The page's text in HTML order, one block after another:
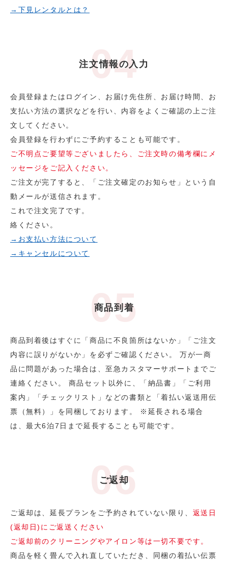
→下見レンタルとは？
注文情報の入力
会員登録またはログイン、お届け先住所、お届け時間、お
支払い方法の選択などを行い、内容をよくご確認の上ご注
文してください。
会員登録を行わずにご予約することも可能です。
ご不明点ご要望等ございましたら、ご注文時の備考欄にメ
ッセージをご記入ください。
ご注文が完了すると、「ご注文確定のお知らせ」という自
動メールが送信されます。
これで注文完了です。
絡ください。
→お支払い方法について
→キャンセルについて
商品到着
商品到着後はすぐに「商品に不良箇所はないか」「ご注文
内容に誤りがないか」を必ずご確認ください。 万が一商
品に問題があった場合は、至急カスタマーサポートまでご
連絡ください。 商品セット以外に、「納品書」「ご利用
案内」「チェックリスト」などの書類と「着払い返送用伝
票（無料）」を同梱しております。 ※延長される場合
は、最大6泊7日まで延長することも可能です。
ご返却
ご返却は、延長プランをご予約されていない限り、 返送日
(返却日)にご返送ください
ご返却前のクリーニングやアイロン等は一切不要です。
商品を軽く畳んで入れ直していただき、同梱の着払い伝票